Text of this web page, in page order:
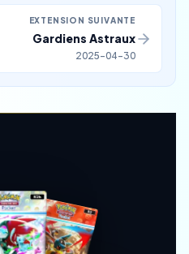
EXTENSION SUIVANTE
Gardiens Astraux
2025-04-30